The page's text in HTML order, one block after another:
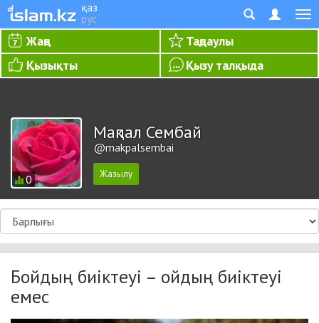
қаз
рус
Жаңа
Таңдаулы
Қызықты
Қызу талқыда
0
Мақпал Сембай
@makpalsembai
Бойдың биіктеуі – ойдың биіктеуі
емес